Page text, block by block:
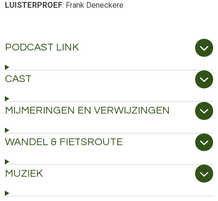
LUISTERPROEF: Frank Deneckere
PODCAST LINK
CAST
MIJMERINGEN EN VERWIJZINGEN
WANDEL & FIETSROUTE
MUZIEK